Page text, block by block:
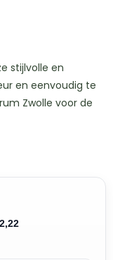
stijlvolle en
en eenvoudig te
Zwolle voor de